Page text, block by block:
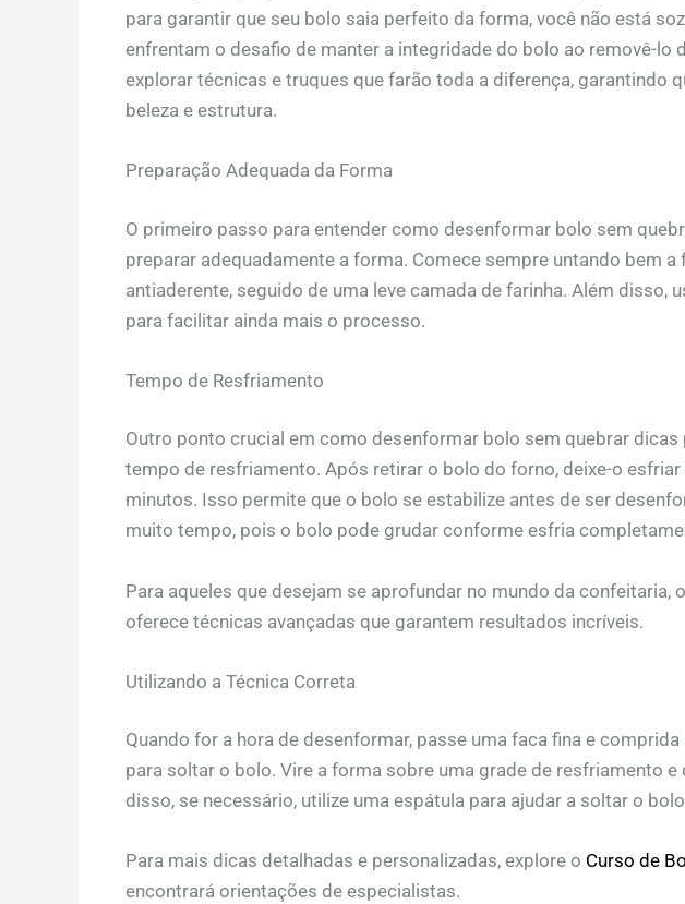
para garantir que seu bolo saia perfeito da forma, você não está
enfrentam o desafio de manter a integridade do bolo ao removê-lo
explorar técnicas e truques que farão toda a diferença, garantindo
beleza e estrutura.
Preparação Adequada da Forma
O primeiro passo para entender como desenformar bolo sem
preparar adequadamente a forma. Comece sempre untando bem
antiaderente, seguido de uma leve camada de farinha. Além disso,
para facilitar ainda mais o processo.
Tempo de Resfriamento
Outro ponto crucial em como desenformar bolo sem quebrar
tempo de resfriamento. Após retirar o bolo do forno, deixe-o
minutos. Isso permite que o bolo se estabilize antes de ser
muito tempo, pois o bolo pode grudar conforme esfria
Para aqueles que desejam se aprofundar no mundo da confeitaria, o
oferece técnicas avançadas que garantem resultados incríveis.
Utilizando a Técnica Correta
Quando for a hora de desenformar, passe uma faca fina e
para soltar o bolo. Vire a forma sobre uma grade de resfriamento e
disso, se necessário, utilize uma espátula para ajudar a soltar o
Para mais dicas detalhadas e personalizadas, explore o Curso de
encontrará orientações de especialistas.